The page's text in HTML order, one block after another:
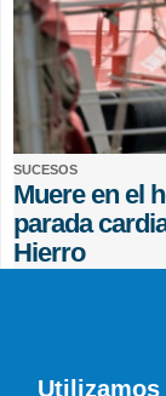
SUCESOS
Muere en el
parada
Hierro